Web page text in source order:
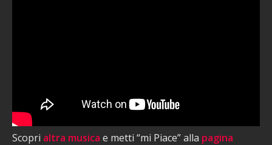
Scopri altra musica e metti “mi Piace” alla pagina